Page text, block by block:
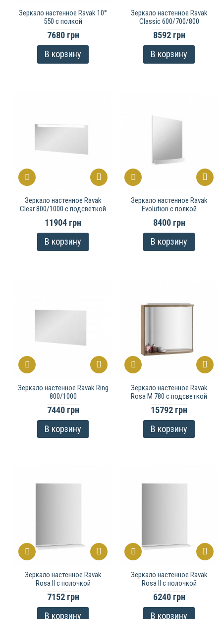
Зеркало настенное Ravak 10°
550 с полкой
7680 грн
В корзину
Зеркало настенное Ravak
Classic 600/700/800
8592 грн
В корзину
Зеркало настенное Ravak
Clear 800/1000 с подсветкой
11904 грн
В корзину
Зеркало настенное Ravak
Evolution с полкой
8400 грн
В корзину
Зеркало настенное Ravak Ring
800/1000
7440 грн
В корзину
Зеркало настенное Ravak
Rosa M 780 с подсветкой
15792 грн
В корзину
Зеркало настенное Ravak
Rosa ІІ с полочкой
7152 грн
В корзину
Зеркало настенное Ravak
Rosa ІІ с полочкой
6240 грн
В корзину